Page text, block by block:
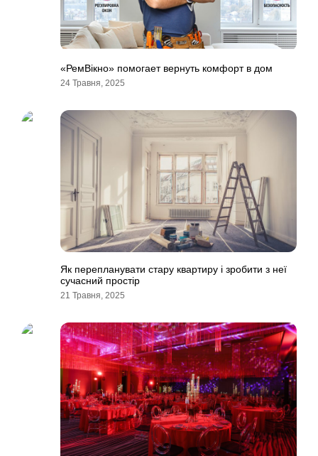
«РемВікно» помогает вернуть комфорт в дом
24 Травня, 2025
Як перепланувати стару квартиру і зробити з неї
сучасний простір
21 Травня, 2025